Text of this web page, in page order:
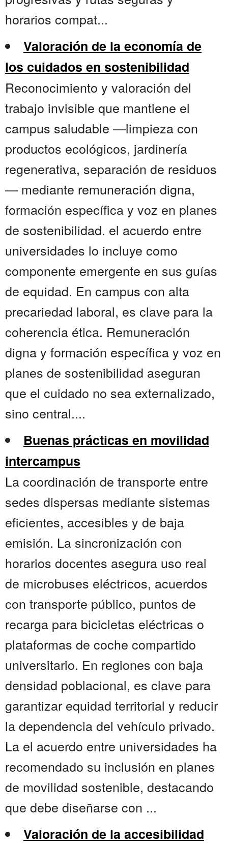
horarios compat...
Valoración de la economía de
los cuidados en sostenibilidad
Reconocimiento y valoración del
trabajo invisible que mantiene el
campus saludable —limpieza con
productos ecológicos, jardinería
regenerativa, separación de residuos
— mediante remuneración digna,
formación específica y voz en planes
de sostenibilidad. el acuerdo entre
universidades lo incluye como
componente emergente en sus guías
de equidad. En campus con alta
precariedad laboral, es clave para la
coherencia ética. Remuneración
digna y formación específica y voz en
planes de sostenibilidad aseguran
que el cuidado no sea externalizado,
sino central....
Buenas prácticas en movilidad
intercampus
La coordinación de transporte entre
sedes dispersas mediante sistemas
eficientes, accesibles y de baja
emisión. La sincronización con
horarios docentes asegura uso real
de microbuses eléctricos, acuerdos
con transporte público, puntos de
recarga para bicicletas eléctricas o
plataformas de coche compartido
universitario. En regiones con baja
densidad poblacional, es clave para
garantizar equidad territorial y reducir
la dependencia del vehículo privado.
La el acuerdo entre universidades ha
recomendado su inclusión en planes
de movilidad sostenible, destacando
que debe diseñarse con ...
Valoración de la accesibilidad